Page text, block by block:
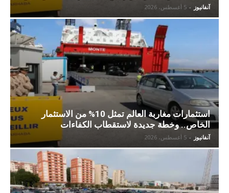
آنفانيوز - 5 أغسطس، 2026
استثمارات مغاربة العالم تمثل 10% من الاستثمار
الخاص.. وخطة جديدة لاستقطاب الكفاءات
آنفانيوز - 5 أغسطس، 2026